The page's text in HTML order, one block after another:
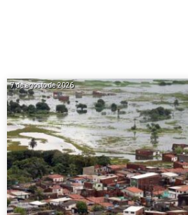
7 de agosto de 2026